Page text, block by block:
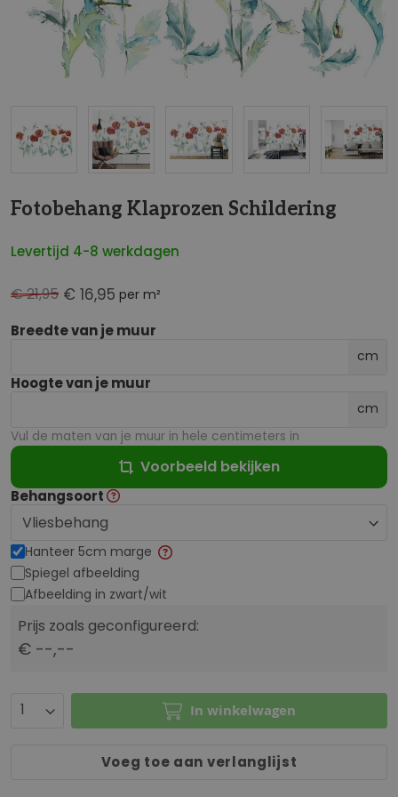
Fotobehang Klaprozen Schildering
Levertijd 4-8 werkdagen
€ 16,95 per m²
€ 21,95
Breedte van je muur
cm
Hoogte van je muur
cm
Vul de maten van je muur in hele centimeters in
Voorbeeld bekijken
Behangsoort
Hanteer 5cm marge
Spiegel afbeelding
Afbeelding in zwart/wit
Prijs zoals geconfigureerd:
€ --,--
In winkelwagen
Voeg toe aan verlanglijst